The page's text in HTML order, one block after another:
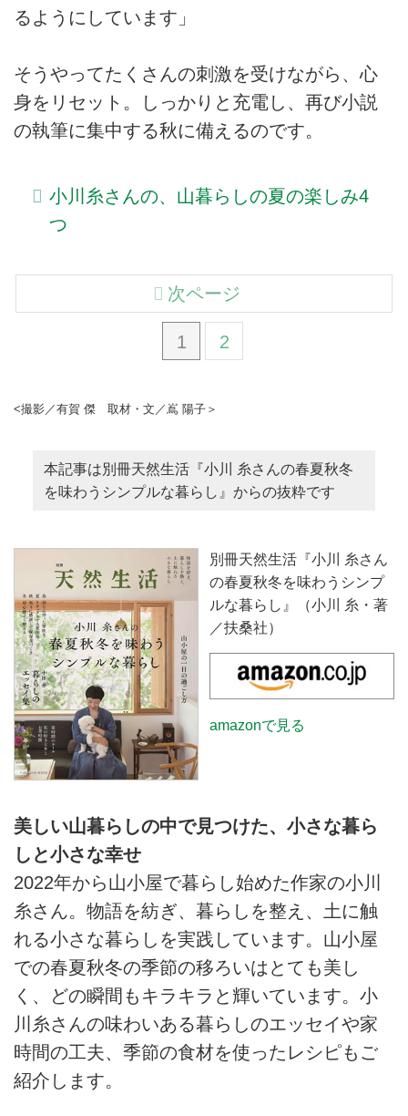
るようにしています」
そうやってたくさんの刺激を受けながら、心
身をリセット。しっかりと充電し、再び小説
の執筆に集中する秋に備えるのです。
小川糸さんの、山暮らしの夏の楽しみ4
つ
1 2
次ページ
<撮影／有賀 傑 取材・文／嶌 陽子＞
本記事は別冊天然生活『小川 糸さんの春夏秋冬
を味わうシンプルな暮らし』からの抜粋です
別冊天然生活『小川 糸さん
の春夏秋冬を味わうシンプ
ルな暮らし』（小川 糸・著
／扶桑社）
amazonで見る
美しい山暮らしの中で見つけた、小さな暮ら
しと小さな幸せ
2022年から山小屋で暮らし始めた作家の小川
糸さん。物語を紡ぎ、暮らしを整え、土に触
れる小さな暮らしを実践しています。山小屋
での春夏秋冬の季節の移ろいはとても美し
く、どの瞬間もキラキラと輝いています。小
川糸さんの味わいある暮らしのエッセイや家
時間の工夫、季節の食材を使ったレシピもご
紹介します。